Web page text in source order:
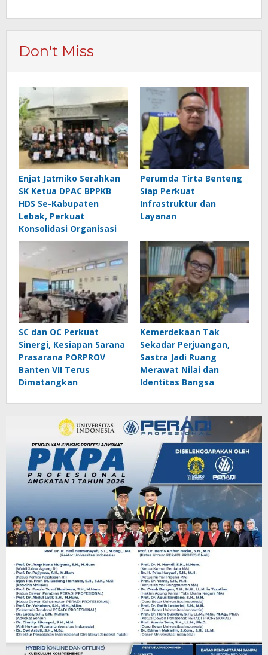
Don't Miss
Enjat Jatmiko Serahkan
SK Ketua DPAC BPPKB
HDS Se-Kabupaten
Lebak, Perkuat
Konsolidasi Organisasi
Perumda Tirta Benteng
Siap Perkuat
Infrastruktur dan
Layanan
SC dan OC Perkuat
Sinergi, Kesiapan Sarana
Prasarana PORPROV
Banten VII Terus
Dimatangkan
Kemerdekaan Tak
Sekadar Perjuangan,
Sastra Jadi Ruang
Merawat Nilai dan
Identitas Bangsa